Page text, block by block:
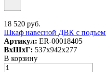
18 520 руб.
Шкаф навесной ДВК с
Артикул: ER-00018405
ВxШxГ: 537x942x277
В корзину